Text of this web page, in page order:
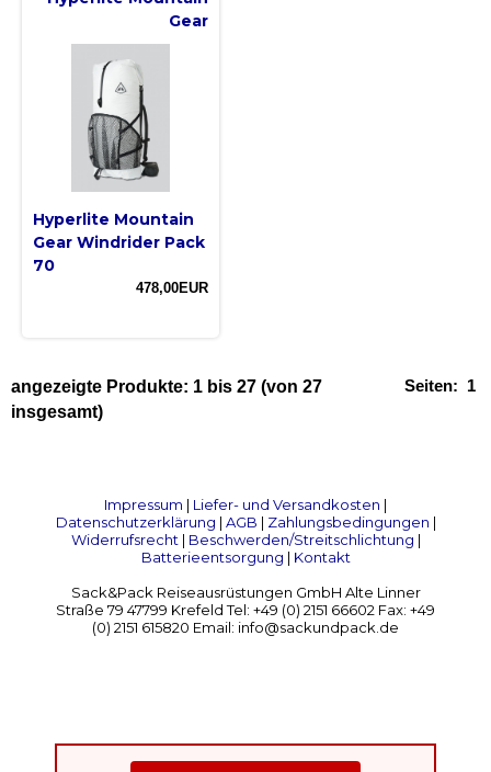
Gear
Hyperlite Mountain
Gear Windrider Pack
70
478,00EUR
Seiten: 1
angezeigte Produkte: 1 bis 27 (von 27
insgesamt)
Impressum | Liefer- und Versandkosten |
Datenschutzerklärung | AGB | Zahlungsbedingungen |
Widerrufsrecht | Beschwerden/Streitschlichtung |
Batterieentsorgung | Kontakt
Sack&Pack Reiseausrüstungen GmbH Alte Linner
Straße 79 47799 Krefeld Tel: +49 (0) 2151 66602 Fax: +49
(0) 2151 615820 Email: info@sackundpack.de